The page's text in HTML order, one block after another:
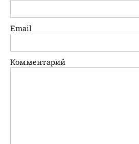
Email
Комментарий